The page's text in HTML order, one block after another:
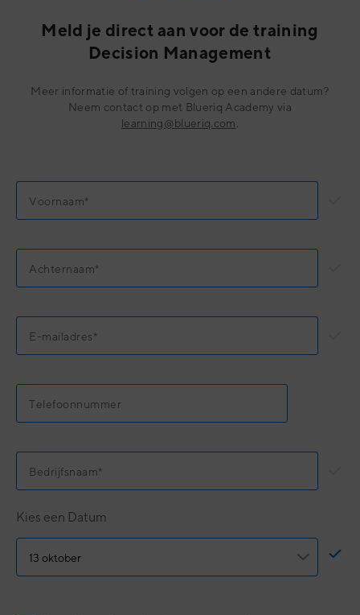
Meld je direct aan voor de training
Decision Management
Meer informatie of training volgen op een andere datum?
Neem contact op met Blueriq Academy via
learning@blueriq.com
Kies een Datum